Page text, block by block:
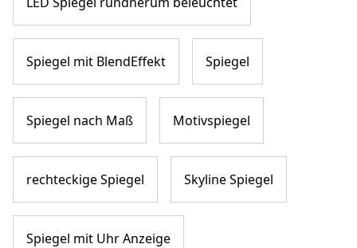
Spiegel mit BlendEffekt Spiegel
Spiegel nach Maß Motivspiegel
rechteckige Spiegel Skyline Spiegel
Spiegel mit Uhr Anzeige